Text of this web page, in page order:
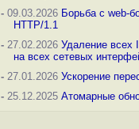
-09.03.2026 Борьба с web-
HTTP/1.1
-27.02.2026 Удаление всех
на всех сетевых
-27.01.2026 Ускорение
-25.12.2025 Атомарные